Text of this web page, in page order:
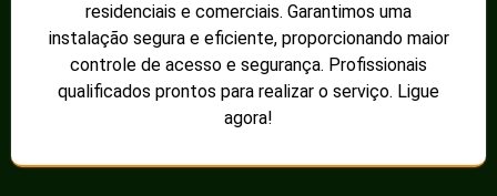
residenciais e comerciais. Garantimos uma
instalação segura e eficiente, proporcionando maior
controle de acesso e segurança. Profissionais
qualificados prontos para realizar o serviço. Ligue
agora!